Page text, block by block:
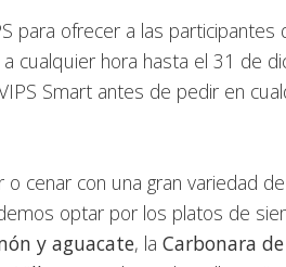
para ofrecer a las
cualquier hora hasta el 31 de
Smart antes de pedir en
o cenar con una gran variedad
optar por los platos de
y aguacate, la Carbonara